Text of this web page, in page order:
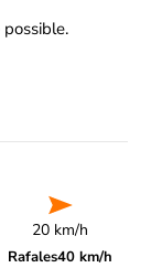
20 km/h
Rafales40 km/h